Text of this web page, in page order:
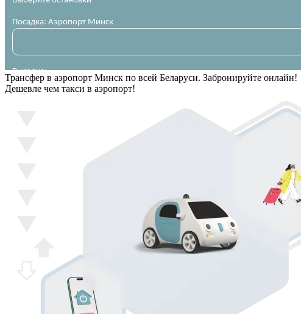
Трансфер в аэропорт Минск по всей Беларуси. Забронируйте онлайн!
Дешевле чем такси в аэропорт!